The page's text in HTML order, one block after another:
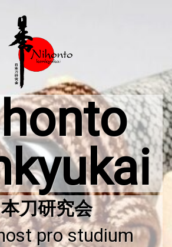
pro studium